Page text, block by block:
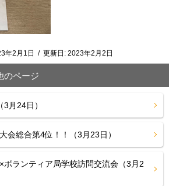
年2月1日 / 更新日: 2023年2月2日
のページ
月24日）
会総合第4位！！（3月23日）
ボランティア局学校訪問交流会（3月2